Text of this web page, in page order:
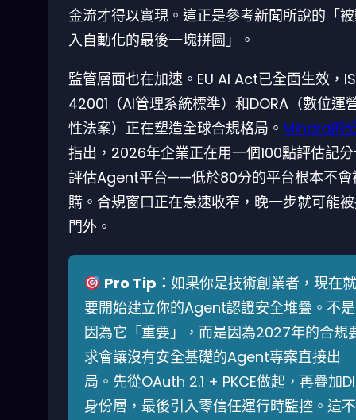
金流才得以實現。這正是參考新聞所說的「
入自動化的最後一塊拼圖」。
監管層面也在加速。EU AI Act已全面生效，
42001（AI管理系統標準）和DORA（數位運
性法案）正在塑造全球合規格局。 Mindra的
指出，2026年企業正在用一個100點評估記
評估Agent平台——低於80分的平台根本不會
購。合規窗口正在急速收窄，晚一步就可能
門外。
Pro Tip： 如果你是技術創業者，現在就
要開始建立你的Agent認證安全堆疊。不是
因為它「重要」，而是因為2027年的合規
求會讓沒有安全基礎的Agent專案直接出
局。先從OAuth 2.1 + PKCE做起，再疊加
身份層，最後引入零信任運行時監控。這不